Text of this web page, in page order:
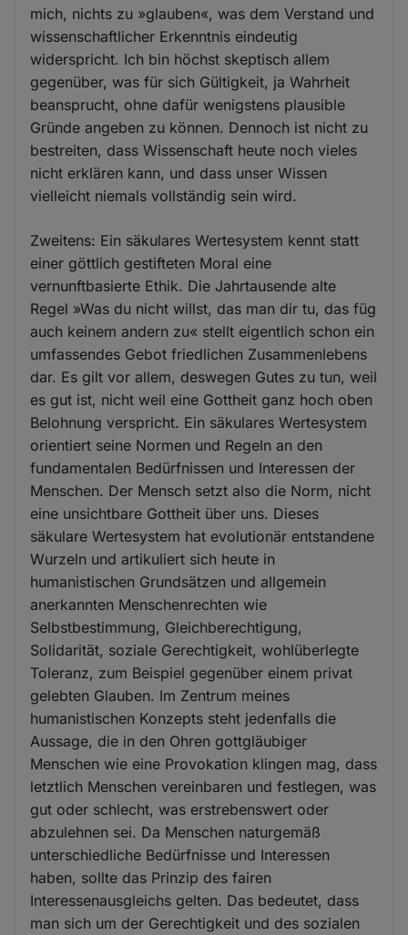
mich, nichts zu »glauben«, was dem Verstand und
wissenschaftlicher Erkenntnis eindeutig
widerspricht. Ich bin höchst skeptisch allem
gegenüber, was für sich Gültigkeit, ja Wahrheit
beansprucht, ohne dafür wenigstens plausible
Gründe angeben zu können. Dennoch ist nicht zu
bestreiten, dass Wissenschaft heute noch vieles
nicht erklären kann, und dass unser Wissen
vielleicht niemals vollständig sein wird.
Zweitens: Ein säkulares Wertesystem kennt statt
einer göttlich gestifteten Moral eine
vernunftbasierte Ethik. Die Jahrtausende alte
Regel »Was du nicht willst, das man dir tu, das füg
auch keinem andern zu« stellt eigentlich schon ein
umfassendes Gebot friedlichen Zusammenlebens
dar. Es gilt vor allem, deswegen Gutes zu tun, weil
es gut ist, nicht weil eine Gottheit ganz hoch oben
Belohnung verspricht. Ein säkulares Wertesystem
orientiert seine Normen und Regeln an den
fundamentalen Bedürfnissen und Interessen der
Menschen. Der Mensch setzt also die Norm, nicht
eine unsichtbare Gottheit über uns. Dieses
säkulare Wertesystem hat evolutionär entstandene
Wurzeln und artikuliert sich heute in
humanistischen Grundsätzen und allgemein
anerkannten Menschenrechten wie
Selbstbestimmung, Gleichberechtigung,
Solidarität, soziale Gerechtigkeit, wohlüberlegte
Toleranz, zum Beispiel gegenüber einem privat
gelebten Glauben. Im Zentrum meines
humanistischen Konzepts steht jedenfalls die
Aussage, die in den Ohren gottgläubiger
Menschen wie eine Provokation klingen mag, dass
letztlich Menschen vereinbaren und festlegen, was
gut oder schlecht, was erstrebenswert oder
abzulehnen sei. Da Menschen naturgemäß
unterschiedliche Bedürfnisse und Interessen
haben, sollte das Prinzip des fairen
Interessenausgleichs gelten. Das bedeutet, dass
man sich um der Gerechtigkeit und des sozialen